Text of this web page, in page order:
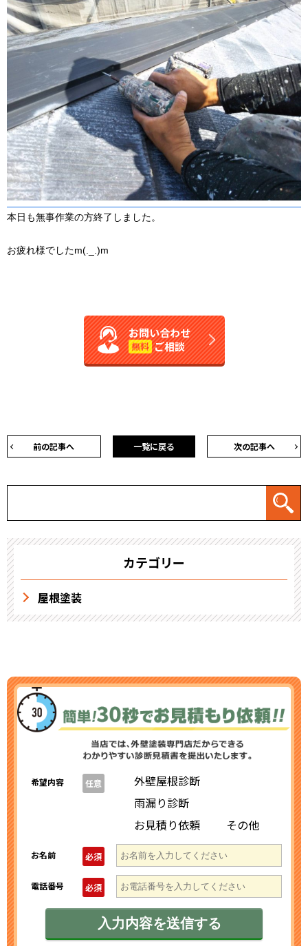
本日も無事作業の方終了しました。
お疲れ様でしたm(._.)m
お問い合わせ
無料 ご相談
前の記事へ 次の記事へ
一覧に戻る
カテゴリー
屋根塗装
希望内容 任意
外壁屋根診断
雨漏り診断
お見積り依頼
その他
お名前 必須
電話番号 必須